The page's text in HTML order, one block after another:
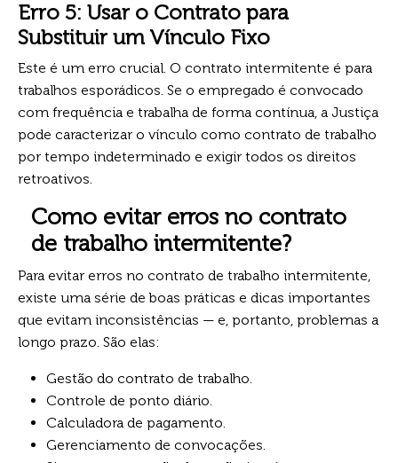
Erro 5: Usar o Contrato para
Substituir um Vínculo Fixo
Este é um erro crucial. O contrato intermitente é para
trabalhos esporádicos. Se o empregado é convocado
com frequência e trabalha de forma contínua, a Justiça
pode caracterizar o vínculo como contrato de trabalho
por tempo indeterminado e exigir todos os direitos
retroativos.
Como evitar erros no contrato
de trabalho intermitente?
Para evitar erros no contrato de trabalho intermitente,
existe uma série de boas práticas e dicas importantes
que evitam inconsistências — e, portanto, problemas a
longo prazo. São elas:
Gestão do contrato de trabalho.
Controle de ponto diário.
Calculadora de pagamento.
Gerenciamento de convocações.